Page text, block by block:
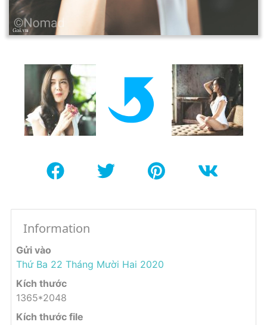
Information
Gửi vào
Thứ Ba 22 Tháng Mười Hai 2020
Kích thước
1365*2048
Kích thước file